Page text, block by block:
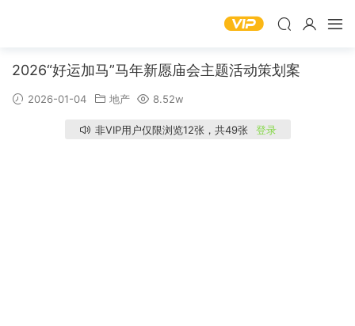
2026“好运加马”马年新愿庙会主题活动策划案
2026-01-04 地产 8.52w
非VIP用户仅限浏览12张，共49张 登录